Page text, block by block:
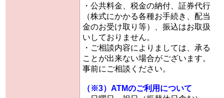
・公共料金、税金の納付、証券代行
（株式にかかる各種お手続き、配当
金のお受け取り等）、振込はお取扱
いしておりません。
・ご相談内容によりましては、承る
ことが出来ない場合がございます。
事前にご相談ください。
（※3）ATMのご利用について